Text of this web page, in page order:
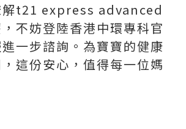
解t21 express advanced
不妨登陸香港中環專科官
一步諮詢。為寶寶的健康
這份安心，值得每一位媽